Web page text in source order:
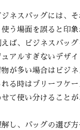
ネスバッグには、
う場面を誤ると印
ば、ビジネスバッ
アルすぎないデザ
が多い場合はビジ
る時はブリーフケー
て使い分けることが
し、バッグの選び